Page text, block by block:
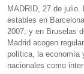
MADRID, 27 de
estables en
2007; y en Bruselas
Madrid acogen
política, la economía
nacionales como